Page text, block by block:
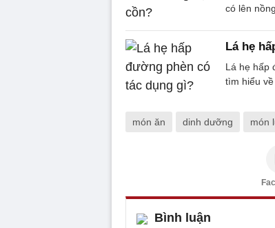
có lên
Lá hẹ
Lá hẹ hấp
tìm hiểu
món ăn dinh dưỡng món
Bình luận